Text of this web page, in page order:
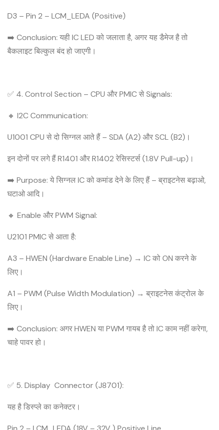
D3 – Pin 2 – LCM_LEDA (Positive)
➡️ Conclusion: यही IC LED को जलाता है, अगर यह डैमेज है तो
बैकलाइट बिल्कुल बंद हो जाएगी।
✅ 4. Control Section – CPU और PMIC से Signals:
🔸 I2C Communication:
U1001 CPU से दो सिग्नल आते हैं – SDA (A2) और SCL (B2)।
इन दोनों पर लगे हैं R1401 और R1402 रेसिस्टर्स (1.8V Pull-up)।
➡️ Purpose: ये सिग्नल IC को कमांड देने के लिए हैं – ब्राइटनेस बढ़ाओ,
घटाओ आदि।
🔸 Enable और PWM Signal:
U2101 PMIC से आता है:
A3 – HWEN (Hardware Enable Line) → IC को ON करने के
लिए।
A1 – PWM (Pulse Width Modulation) → ब्राइटनेस कंट्रोल के
लिए।
➡️ Conclusion: अगर HWEN या PWM गायब है तो IC काम नहीं करेगा,
चाहे पावर हो।
✅ 5. Display Connector (J8701):
यह है डिस्प्ले का कनेक्टर।